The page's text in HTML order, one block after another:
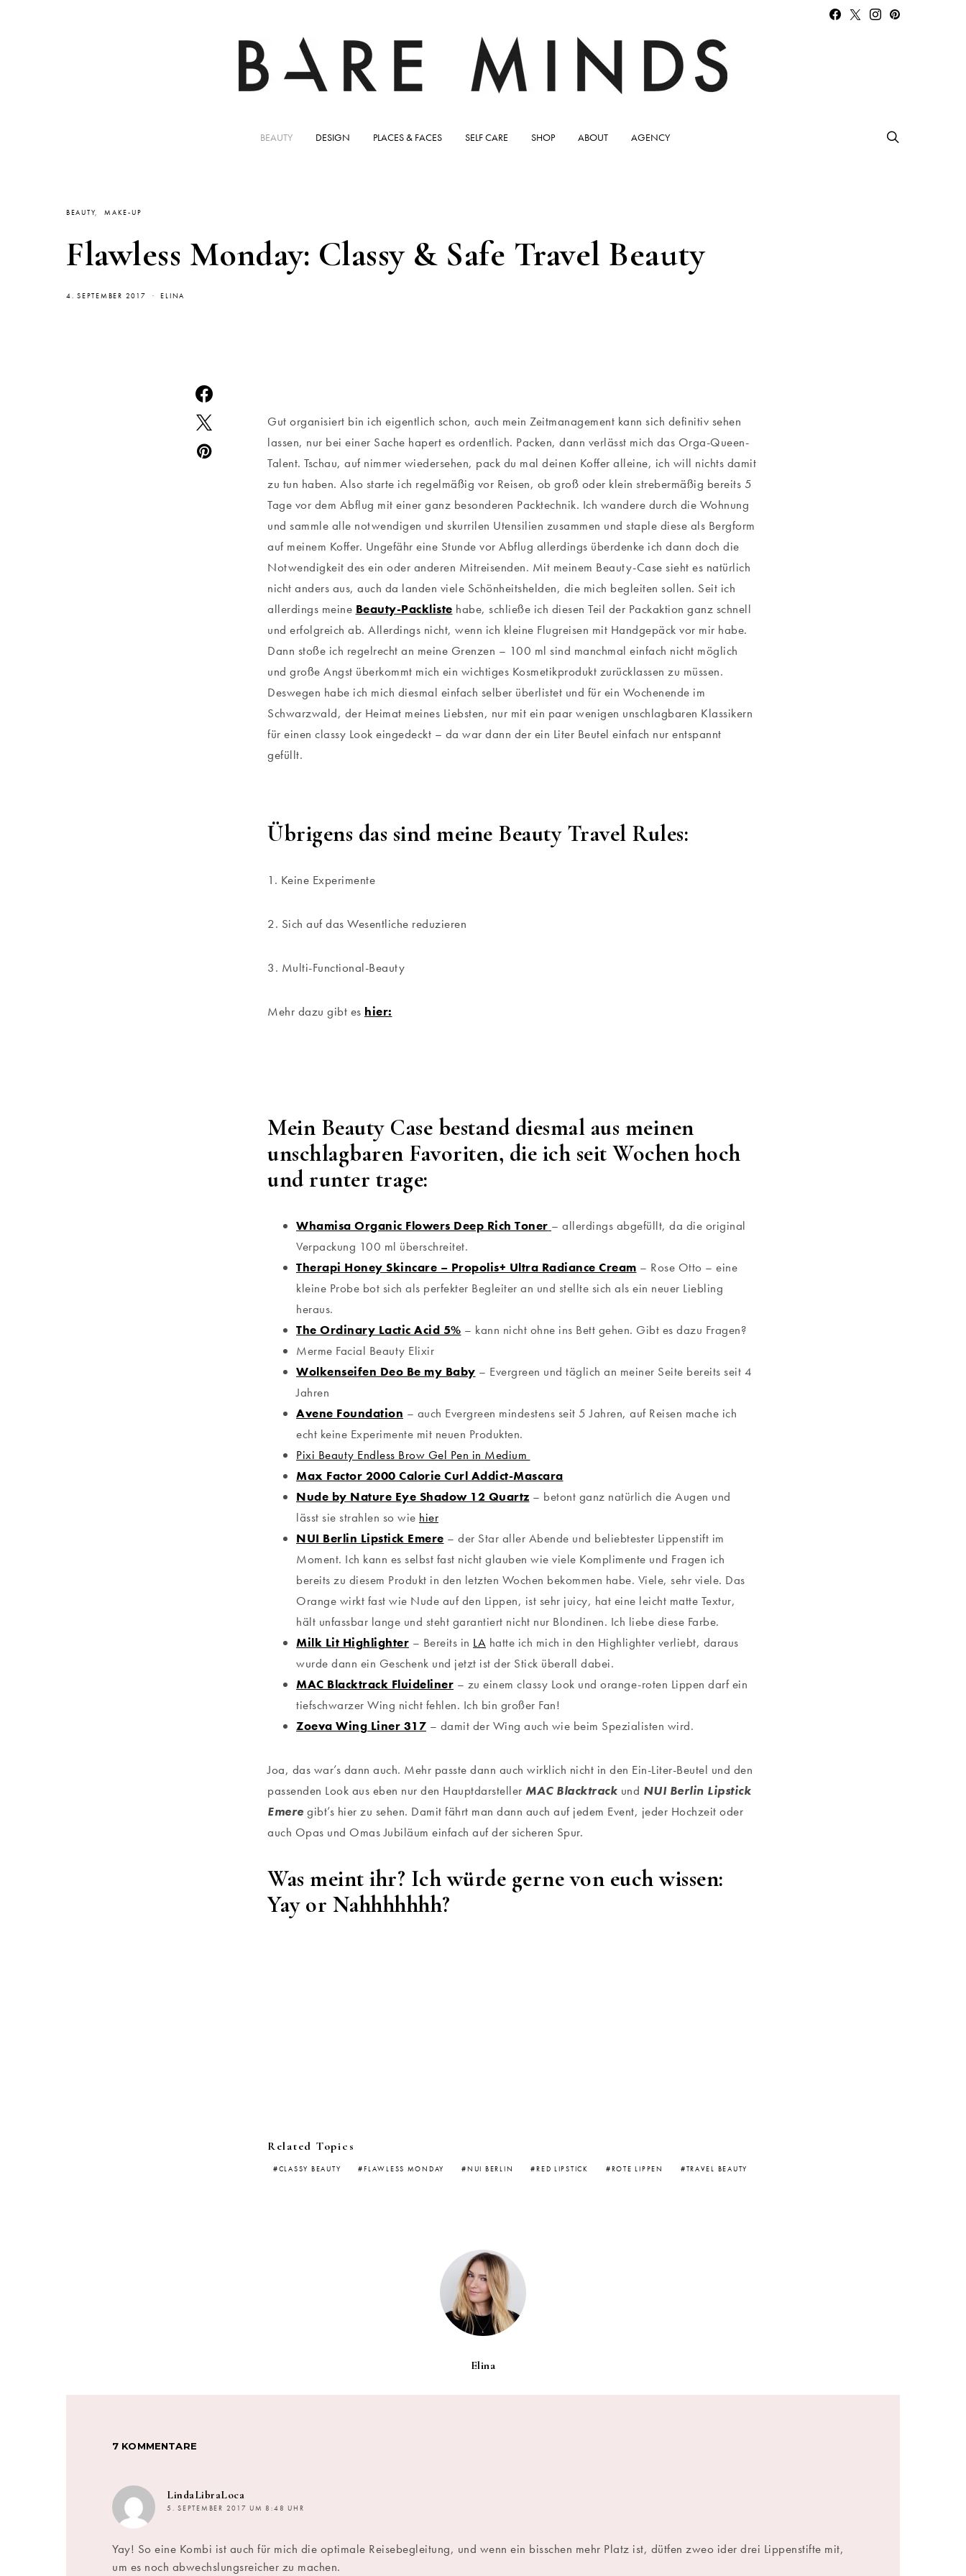
BEAUTY DESIGN PLACES & FACES SELF CARE SHOP ABOUT AGENCY
BEAUTY MAKE-UP
Flawless Monday: Classy & Safe Travel Beauty
4. SEPTEMBER 2017 ELINA
Gut organisiert bin ich eigentlich schon, auch mein Zeitmanagement kann sich definitiv sehen
lassen, nur bei einer Sache hapert es ordentlich. Packen, dann verlässt mich das Orga-Queen-
Talent. Tschau, auf nimmer wiedersehen, pack du mal deinen Koffer alleine, ich will nichts damit
zu tun haben. Also starte ich regelmäßig vor Reisen, ob groß oder klein strebermäßig bereits 5
Tage vor dem Abflug mit einer ganz besonderen Packtechnik. Ich wandere durch die Wohnung
und sammle alle notwendigen und skurrilen Utensilien zusammen und staple diese als Bergform
auf meinem Koffer. Ungefähr eine Stunde vor Abflug allerdings überdenke ich dann doch die
Notwendigkeit des ein oder anderen Mitreisenden. Mit meinem Beauty-Case sieht es natürlich
nicht anders aus, auch da landen viele Schönheitshelden, die mich begleiten sollen. Seit ich
allerdings meine Beauty-Packliste habe, schließe ich diesen Teil der Packaktion ganz schnell
und erfolgreich ab. Allerdings nicht, wenn ich kleine Flugreisen mit Handgepäck vor mir habe.
Dann stoße ich regelrecht an meine Grenzen – 100 ml sind manchmal einfach nicht möglich
und große Angst überkommt mich ein wichtiges Kosmetikprodukt zurücklassen zu müssen.
Deswegen habe ich mich diesmal einfach selber überlistet und für ein Wochenende im
Schwarzwald, der Heimat meines Liebsten, nur mit ein paar wenigen unschlagbaren Klassikern
für einen classy Look eingedeckt – da war dann der ein Liter Beutel einfach nur entspannt
gefüllt.
Übrigens das sind meine Beauty Travel Rules:
1. Keine Experimente
2. Sich auf das Wesentliche reduzieren
3. Multi-Functional-Beauty
Mehr dazu gibt es hier:
Mein Beauty Case bestand diesmal aus meinen
unschlagbaren Favoriten, die ich seit Wochen hoch
und runter trage:
Whamisa Organic Flowers Deep Rich Toner – allerdings abgefüllt, da die original
Verpackung 100 ml überschreitet.
Therapi Honey Skincare – Propolis+ Ultra Radiance Cream – Rose Otto – eine
kleine Probe bot sich als perfekter Begleiter an und stellte sich als ein neuer Liebling
heraus.
The Ordinary Lactic Acid 5% – kann nicht ohne ins Bett gehen. Gibt es dazu Fragen?
Merme Facial Beauty Elixir
Wolkenseifen Deo Be my Baby – Evergreen und täglich an meiner Seite bereits seit 4
Jahren
Avene Foundation – auch Evergreen mindestens seit 5 Jahren, auf Reisen mache ich
echt keine Experimente mit neuen Produkten.
Pixi Beauty Endless Brow Gel Pen in Medium
Max Factor 2000 Calorie Curl Addict-Mascara
Nude by Nature Eye Shadow 12 Quartz – betont ganz natürlich die Augen und
lässt sie strahlen so wie hier
NUI Berlin Lipstick Emere – der Star aller Abende und beliebtester Lippenstift im
Moment. Ich kann es selbst fast nicht glauben wie viele Komplimente und Fragen ich
bereits zu diesem Produkt in den letzten Wochen bekommen habe. Viele, sehr viele. Das
Orange wirkt fast wie Nude auf den Lippen, ist sehr juicy, hat eine leicht matte Textur,
hält unfassbar lange und steht garantiert nicht nur Blondinen. Ich liebe diese Farbe.
Milk Lit Highlighter – Bereits in LA hatte ich mich in den Highlighter verliebt, daraus
wurde dann ein Geschenk und jetzt ist der Stick überall dabei.
MAC Blacktrack Fluideliner – zu einem classy Look und orange-roten Lippen darf ein
tiefschwarzer Wing nicht fehlen. Ich bin großer Fan!
Zoeva Wing Liner 317 – damit der Wing auch wie beim Spezialisten wird.
Joa, das war’s dann auch. Mehr passte dann auch wirklich nicht in den Ein-Liter-Beutel und den
passenden Look aus eben nur den Hauptdarsteller MAC Blacktrack und NUI Berlin Lipstick
Emeregibt’s hier zu sehen. Damit fährt man dann auch auf jedem Event, jeder Hochzeit oder
auch Opas und Omas Jubiläum einfach auf der sicheren Spur.
Was meint ihr? Ich würde gerne von euch wissen:
Yay or Nahhhhhhh?
Related Topics
CLASSY BEAUTY FLAWLESS MONDAY NUI BERLIN RED LIPSTICK ROTE LIPPEN TRAVEL BEAUTY
Elina
7 KOMMENTARE
LindaLibraLoca
5. SEPTEMBER 2017 UM 8:48 UHR
Yay! So eine Kombi ist auch für mich die optimale Reisebegleitung, und wenn ein bisschen mehr Platz ist, dütfen zweo ider drei Lippenstifte mit,
um es noch abwechslungsreicher zu machen.